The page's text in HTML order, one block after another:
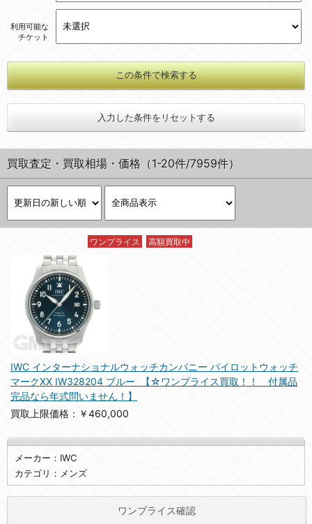
利用可能な
チケット
入力した条件をリセットする
買取査定・買取相場・価格（1-20件/7959件）
ワンプライス 高額買取中
IWC インターナショナルウォッチカンパニー パイロットウォッチ
マークXX IW328204 ブルー 【☆ワンプライス買取！！ 付属品
完品なら年式問いません！】
買取上限価格：￥460,000
メーカー：IWC
カテゴリ：メンズ
ワンプライス確認